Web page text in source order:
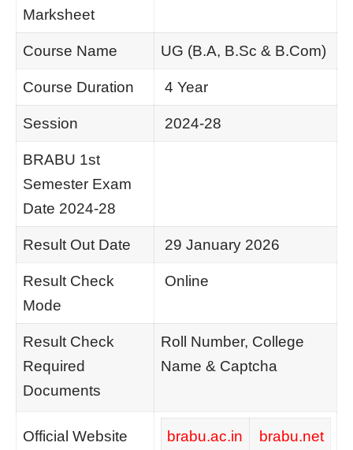
Marksheet
Course Name UG (B.A, B.Sc & B.Com)
Course Duration 4 Year
Session 2024-28
BRABU 1st
Semester Exam
Date 2024-28
Result Out Date 29 January 2026
Result Check
Mode
Online
Result Check
Required
Documents
Roll Number, College
Name & Captcha
Official Website brabu.ac.in brabu.net